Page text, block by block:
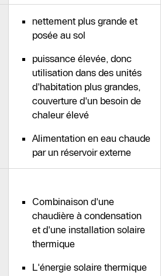
nettement plus grande et
posée au sol
puissance élevée, donc
utilisation dans des unités
d'habitation plus grandes,
couverture d'un besoin de
chaleur élevé
Alimentation en eau chaude
par un réservoir externe
Combinaison d'une
chaudière à condensation
et d'une installation solaire
thermique
L'énergie solaire thermique